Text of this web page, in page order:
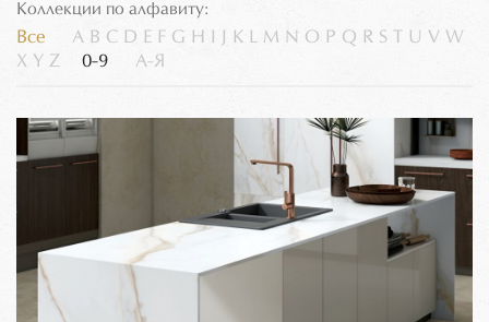
Коллекции по алфавиту:
Все A B C D E F G H K L M N O P Q R S U V W
X Y Z 0-9 А-Я